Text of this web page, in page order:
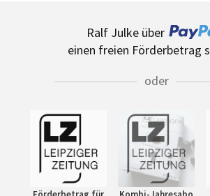
Ralf Julke über
einen freien Förderbetrag
oder